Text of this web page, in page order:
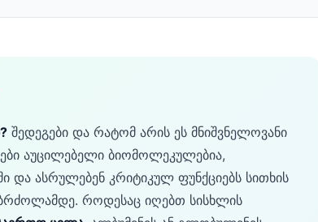
შედეგები და რატომ არის ეს მნიშვნელოვანი
აუცილებელი ბიომოლეკულებია,
და ასრულებენ კრიტიკულ ფუნქციებს სითხის
ბრძოლამდე. როდესაც იღებთ სისხლის